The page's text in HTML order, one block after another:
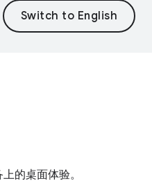
的桌面体验。